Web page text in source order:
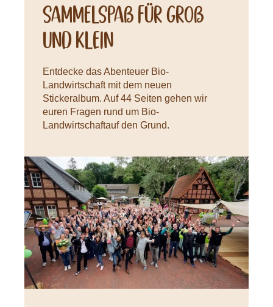
Sammelspaß für Groß
und Klein
Entdecke das Abenteuer Bio-
Landwirtschaft mit dem neuen
Stickeralbum. Auf 44 Seiten gehen wir
euren Fragen rund um Bio-
Landwirtschaftauf den Grund.
Neuigkeiten